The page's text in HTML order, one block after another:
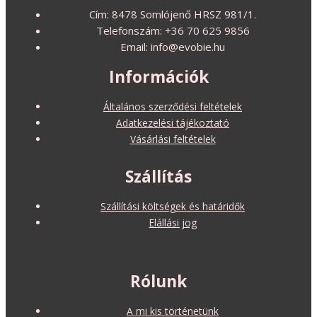
Cím: 8478 Somlójenő HRSZ 981/1.
Telefonszám: +36 70 625 9856
Email: info@evobie.hu
Információk
Általános szerződési feltételek
Adatkezelési tájékoztató
Vásárlási feltételek
Szállítás
Szállítási költségek és határidők
Elállási jog
Rólunk
A mi kis történetünk